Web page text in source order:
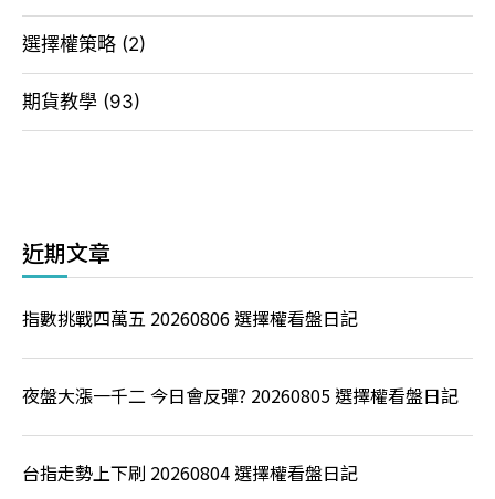
選擇權策略 (2)
期貨教學 (93)
近期文章
指數挑戰四萬五 20260806 選擇權看盤日記
夜盤大漲一千二 今日會反彈? 20260805 選擇權看盤日記
台指走勢上下刷 20260804 選擇權看盤日記